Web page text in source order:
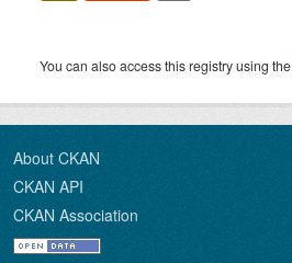
You can also access this registry using the
About CKAN
CKAN API
CKAN Association